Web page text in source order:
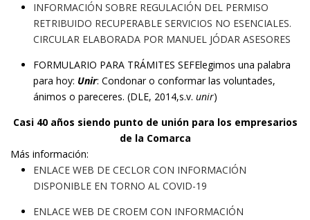
INFORMACIÓN SOBRE REGULACIÓN DEL PERMISO
RETRIBUIDO RECUPERABLE SERVICIOS NO ESENCIALES.
CIRCULAR ELABORADA POR MANUEL JÓDAR ASESORES
FORMULARIO PARA TRÁMITES SEFElegimos una palabra
para hoy: Unir: Condonar o conformar las voluntades,
ánimos o pareceres. (DLE, 2014,s.v. unir)
Casi 40 años siendo punto de unión para los empresarios
de la Comarca
Más información:
ENLACE WEB DE CECLOR CON INFORMACIÓN
DISPONIBLE EN TORNO AL COVID-19
ENLACE WEB DE CROEM CON INFORMACIÓN